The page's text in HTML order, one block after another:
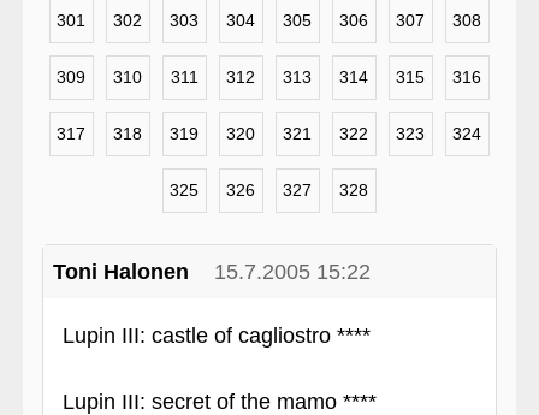
301 302 303 304 305 306 307 308
309 310 311 312 313 314 315 316
317 318 319 320 321 322 323 324
325 326 327 328
Toni Halonen 15.7.2005 15:22
Lupin III: castle of cagliostro ****
Lupin III: secret of the mamo ****